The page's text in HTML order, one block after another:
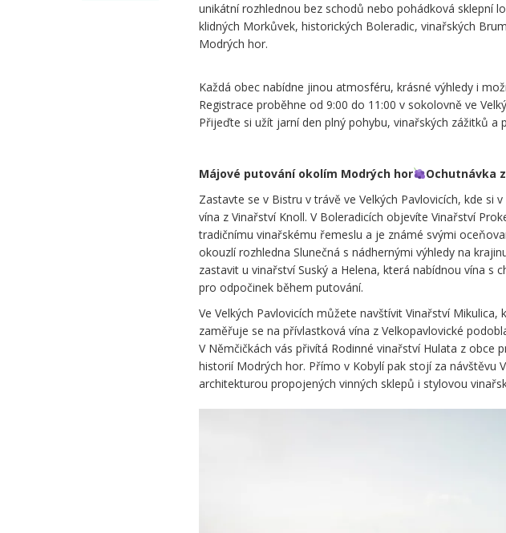
unikátní rozhlednou bez schodů nebo pohádková sklepní
klidných Morkůvek, historických Boleradic, vinařských
Modrých hor.
Každá obec nabídne jinou atmosféru, krásné výhledy i
Registrace proběhne od 9:00 do 11:00 v sokolovně ve
Přijeďte si užít jarní den plný pohybu, vinařských zážitků
Májové putování okolím Modrých hor
Ochutnávka
Zastavte se v Bistru v trávě ve Velkých Pavlovicích, kde si
vína z Vinařství Knoll. V Boleradicích objevíte Vinařství
tradičnímu vinařskému řemeslu a je známé svými
okouzlí rozhledna Slunečná s nádhernými výhledy na
zastavit u vinařství Suský a Helena, která nabídnou vína
pro odpočinek během putování.
Ve Velkých Pavlovicích můžete navštívit Vinařství
zaměřuje se na přívlastková vína z Velkopavlovické
V Němčičkách vás přivítá Rodinné vinařství Hulata z obce
historií Modrých hor. Přímo v Kobylí pak stojí za návštěvu
architekturou propojených vinných sklepů i stylovou